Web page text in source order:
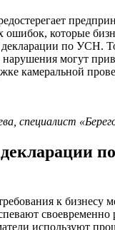
которые
декларации по УСН.
могут
камеральной
специалист
к бизнесу
своевременно
используют